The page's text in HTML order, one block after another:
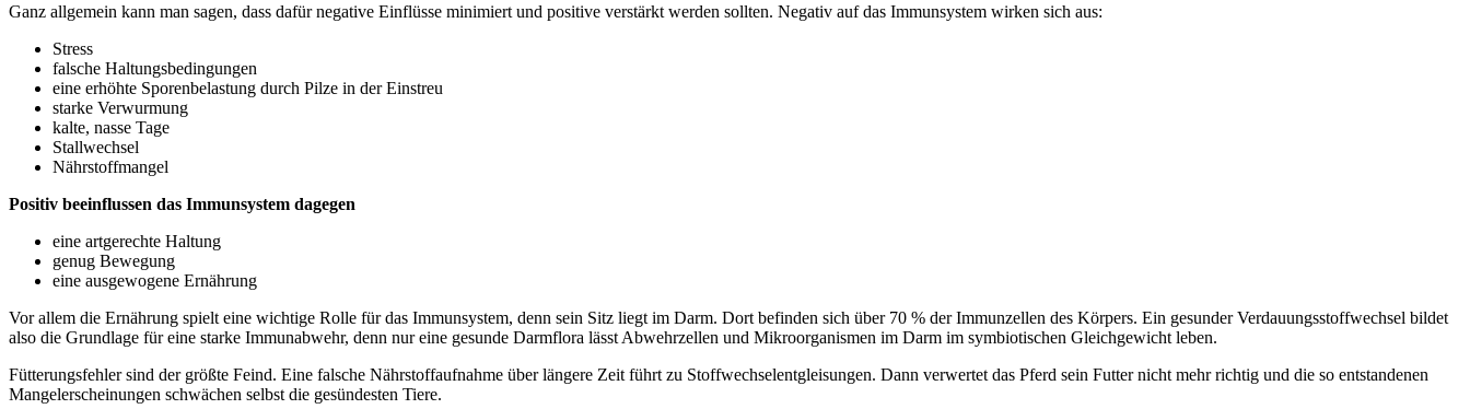
Ganz allgemein kann man sagen, dass dafür negative Einflüsse minimiert und positive verstärkt werden sollten. Negativ auf das Immunsystem wirken sich aus:
Stress
falsche Haltungsbedingungen
eine erhöhte Sporenbelastung durch Pilze in der Einstreu
starke Verwurmung
kalte, nasse Tage
Stallwechsel
Nährstoffmangel
Positiv beeinflussen das Immunsystem dagegen
eine artgerechte Haltung
genug Bewegung
eine ausgewogene Ernährung
Vor allem die Ernährung spielt eine wichtige Rolle für das Immunsystem, denn sein Sitz liegt im Darm. Dort befinden sich über 70 % der Immunzellen des Körpers. Ein gesunder Verdauungsstoffwechsel bildet
also die Grundlage für eine starke Immunabwehr, denn nur eine gesunde Darmflora lässt Abwehrzellen und Mikroorganismen im Darm im symbiotischen Gleichgewicht leben.
Fütterungsfehler sind der größte Feind. Eine falsche Nährstoffaufnahme über längere Zeit führt zu Stoffwechselentgleisungen. Dann verwertet das Pferd sein Futter nicht mehr richtig und die so entstandenen
Mangelerscheinungen schwächen selbst die gesündesten Tiere.